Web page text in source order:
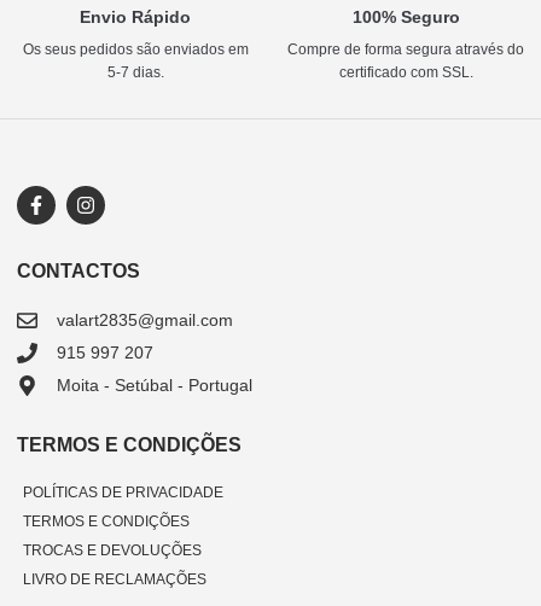
Envio Rápido
Os seus pedidos são enviados em
5-7 dias.
100% Seguro
Compre de forma segura através do
certificado com SSL.
CONTACTOS
valart2835@gmail.com
915 997 207
Moita - Setúbal - Portugal
TERMOS E CONDIÇÕES
POLÍTICAS DE PRIVACIDADE
TERMOS E CONDIÇÕES
TROCAS E DEVOLUÇÕES
LIVRO DE RECLAMAÇÕES